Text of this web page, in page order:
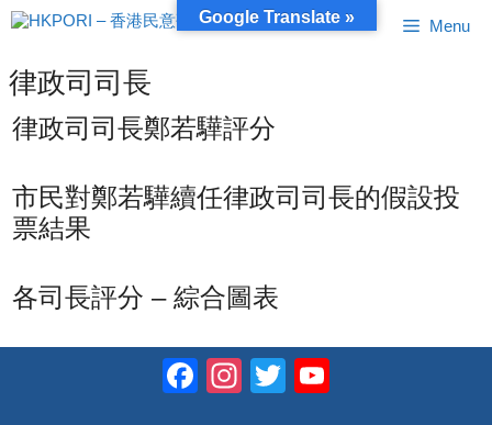
跳
至
容
Menu
律政司司長
律政司司長鄭若驊評分
市民對鄭若驊續任律政司司長的假設投
票結果
各司長評分 – 綜合圖表
Facebook
Instagram
Twitter
Google Translate »